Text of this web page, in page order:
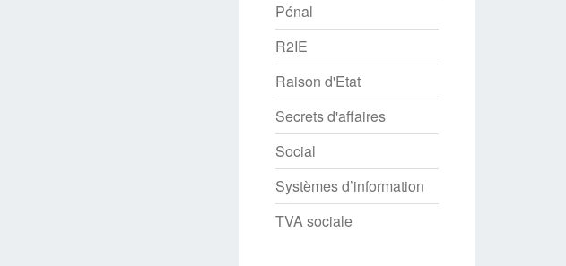
Pénal
R2IE
Raison d'Etat
Secrets d'affaires
Social
Systèmes d’information
TVA sociale